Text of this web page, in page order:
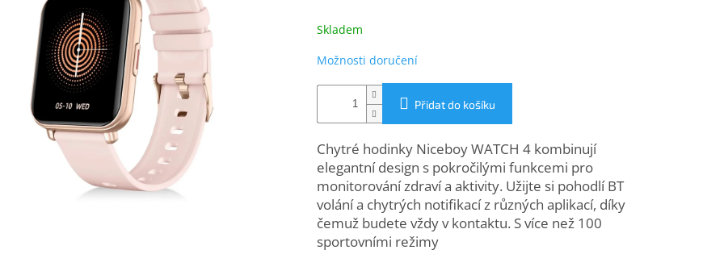
cena:
Skladem
Možnosti doručení
Přidat do košíku
Chytré hodinky Niceboy WATCH 4 kombinují
elegantní design s pokročilými funkcemi pro
monitorování zdraví a aktivity. Užijte si pohodlí BT
volání a chytrých notifikací z různých aplikací, díky
čemuž budete vždy v kontaktu. S více než 100
sportovními režimy